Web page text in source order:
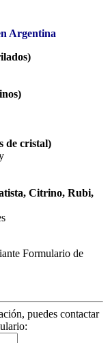
Argentina
de cristal)
Citrino, Rubi,
Formulario de
puedes contactar